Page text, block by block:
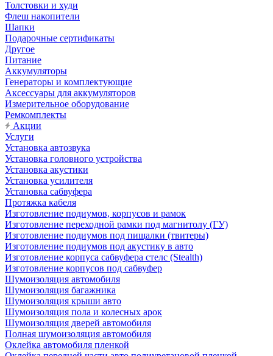
Толстовки и худи
Флеш накопители
Шапки
Подарочные сертификаты
Другое
Питание
Аккумуляторы
Генераторы и комплектующие
Аксессуары для аккумуляторов
Измерительное оборудование
Ремкомплекты
Акции
Услуги
Установка автозвука
Установка головного устройства
Установка акустики
Установка усилителя
Установка сабвуфера
Протяжка кабеля
Изготовление подиумов, корпусов и рамок
Изготовление переходной рамки под магнитолу (ГУ)
Изготовление подиумов под пищалки (твитеры)
Изготовление подиумов под акустику в авто
Изготовление корпуса сабвуфера стелс (Stealth)
Изготовление корпусов под сабвуфер
Шумоизоляция автомобиля
Шумоизоляция багажника
Шумоизоляция крыши авто
Шумоизоляция пола и колесных арок
Шумоизоляция дверей автомобиля
Полная шумоизоляция автомобиля
Оклейка автомобиля пленкой